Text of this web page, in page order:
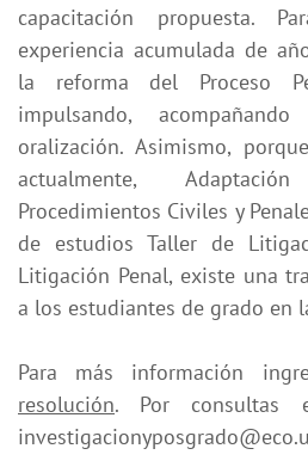
capacitación propuesta.
experiencia acumulada de
la reforma del Proceso
impulsando,
oralización. Asimismo,
actualmente,
Procedimientos Civiles y
de estudios Taller de
Litigación Penal, existe una
a los estudiantes de grado en
Para más información
resolución. Por consultas